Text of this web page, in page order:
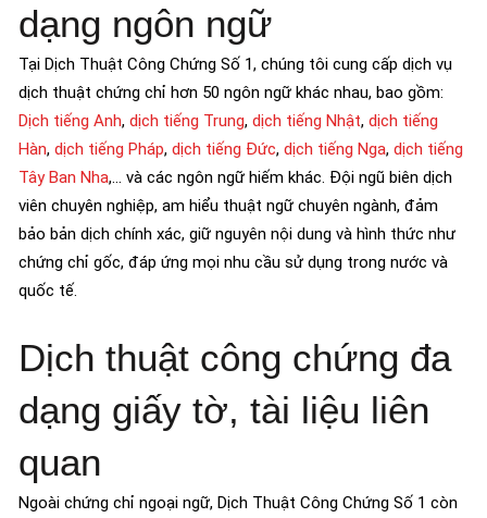
dạng ngôn ngữ
Tại Dịch Thuật Công Chứng Số 1, chúng tôi cung cấp dịch vụ
dịch thuật chứng chỉ hơn 50 ngôn ngữ khác nhau, bao gồm:
Dịch tiếng Anh, dịch tiếng Trung, dịch tiếng Nhật, dịch tiếng
Hàn, dịch tiếng Pháp, dịch tiếng Đức, dịch tiếng Nga, dịch tiếng
Tây Ban Nha,… và các ngôn ngữ hiếm khác. Đội ngũ biên dịch
viên chuyên nghiệp, am hiểu thuật ngữ chuyên ngành, đảm
bảo bản dịch chính xác, giữ nguyên nội dung và hình thức như
chứng chỉ gốc, đáp ứng mọi nhu cầu sử dụng trong nước và
quốc tế.
Dịch thuật công chứng đa
dạng giấy tờ, tài liệu liên
quan
Ngoài chứng chỉ ngoại ngữ, Dịch Thuật Công Chứng Số 1 còn